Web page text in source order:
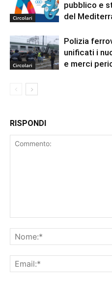
Circolari
pubblico e
del
Circolari
Polizia
unificati i
e merci
RISPONDI